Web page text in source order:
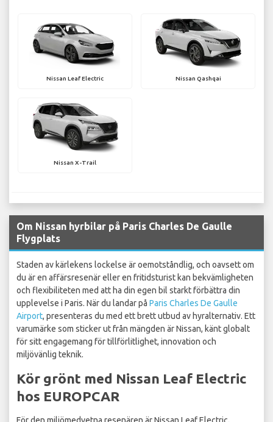
Nissan Leaf Electric Nissan Qashqai
Nissan X-Trail
Om Nissan hyrbilar på Paris Charles De Gaulle
Flygplats
Staden av kärlekens lockelse är oemotståndlig, och oavsett om
du är en affärsresenär eller en fritidsturist kan bekvämligheten
och flexibiliteten med att ha din egen bil starkt förbättra din
upplevelse i Paris. När du landar på Paris Charles De Gaulle
Airport, presenteras du med ett brett utbud av hyralternativ. Ett
varumärke som sticker ut från mängden är Nissan, känt globalt
för sitt engagemang för tillförlitlighet, innovation och
miljövänlig teknik.
Kör grönt med Nissan Leaf Electric
hos EUROPCAR